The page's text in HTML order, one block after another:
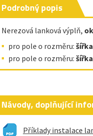
Podrobný popis
Nerezová lanková výplň,
pro pole o rozměru:
pro pole o rozměru:
Návody, doplňující
Příklady instalace